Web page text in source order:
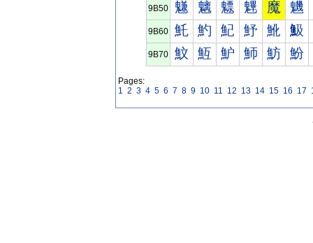
9B50 魐 魑 魒 魓 魔 魕
9B60 魠 魡 魢 魣 魤 魥
9B70 魰 魱 魲 魳 魴 魵
Pages:
1 2 3 4 5 6 7 8 9 10 11 12 13 14 15 16 17